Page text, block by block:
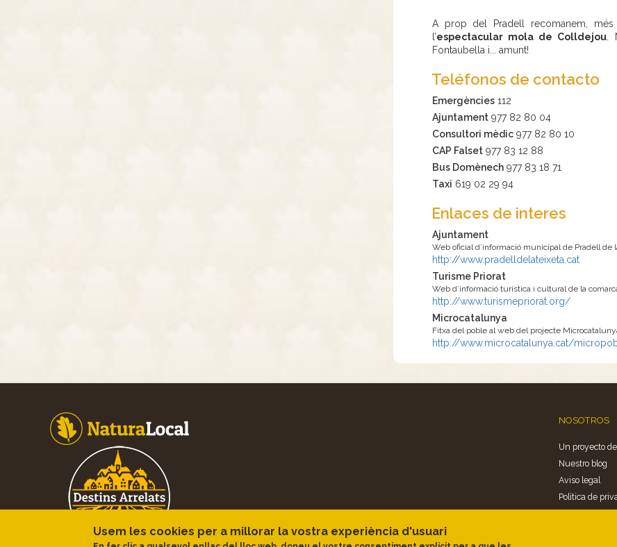
A prop del Pradell recomanem,
l’espectacular mola de Colldejou.
Fontaubella i... amunt!
Teléfonos de contacto
Emergències 112
Ajuntament 977 82 80 04
Consultori mèdic 977 82 80 10
CAP Falset 977 83 12 88
Bus Domènech 977 83 18 71
Taxi 619 02 29 94
Enlaces de interes
Ajuntament
Web oficial d’informació municipal de Pradell de
http://www.pradelldelateixeta.cat
Turisme Priorat
Web d’informació turística i cultural de la
http://www.turismepriorat.org/
Microcatalunya
Fitxa del poble al web del projecte
http://www.microcatalunya.cat/
NOSOTROS
Un proyecto
Nuestro blog
Aviso legal
Política de
Usem les cookies per a millorar la vostra experiència d'usuari